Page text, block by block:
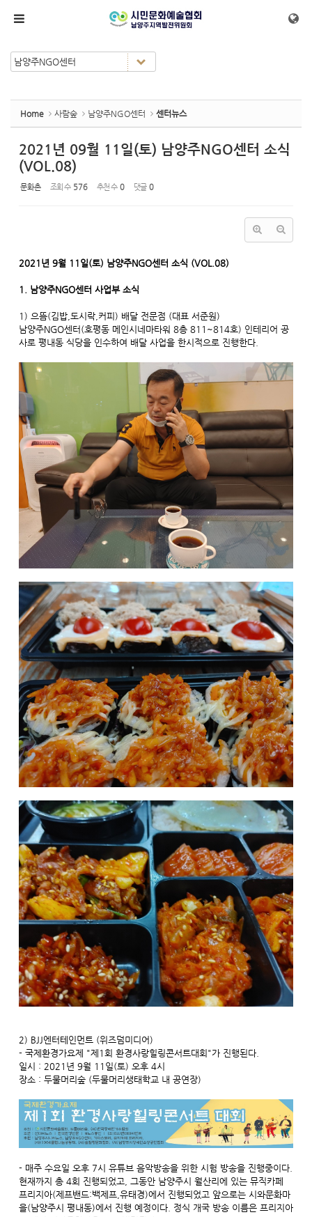
Home 사람숲 남양주NGO센터 센터뉴스
2021년 09월 11일(토) 남양주NGO센터 소식
(VOL.08)
문화촌 조회 수 576 추천 수 0 댓글 0
2021년 9월 11일(토) 남양주NGO센터 소식 (VOL.08)
1. 남양주NGO센터 사업부 소식
1) 으뜸(김밥,도시락,커피) 배달 전문점 (대표 서준원)
남양주NGO센터(호평동 메인시네마타워 8층 811~814호) 인테리어 공
사로 평내동 식당을 인수하여 배달 사업을 한시적으로 진행한다.
2) BJJ엔터테인먼트 (위즈덤미디어)
- 국제환경가요제 "제1회 환경사랑힐링콘서트대회"가 진행된다.
일시 : 2021년 9월 11일(토) 오후 4시
장소 : 두물머리숲 (두물머리생태학교 내 공연장)
- 매주 수요일 오후 7시 유튜브 음악방송을 위한 시험 방송을 진행중이다.
현재까지 총 4회 진행되었고, 그동안 남양주시 월산리에 있는 뮤직카페
프리지아(제프밴드:백제프,유태경)에서 진행되었고 앞으로는 시와문화마
을(남양주시 평내동)에서 진행 예정이다. 정식 개국 방송 이름은 프리지아